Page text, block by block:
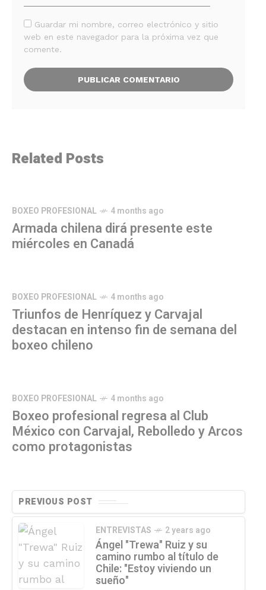
Guardar mi nombre, correo electrónico y sitio
web en este navegador para la próxima vez que
comente.
Related Posts
BOXEO PROFESIONAL 4 months ago
Armada chilena dirá presente este
miércoles en Canadá
BOXEO PROFESIONAL 4 months ago
Triunfos de Henríquez y Carvajal
destacan en intenso fin de semana del
boxeo chileno
BOXEO PROFESIONAL 4 months ago
Boxeo profesional regresa al Club
México con Carvajal, Rebolledo y Arcos
como protagonistas
PREVIOUS POST
ENTREVISTAS 2 years ago
Ángel "Trewa" Ruiz y su
camino rumbo al título de
Chile: "Estoy viviendo un
sueño"